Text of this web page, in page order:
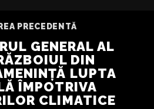
PRECEDENTĂ
GENERAL AL
DIN
LUPTA
ÎMPOTRIVA
CLIMATICE